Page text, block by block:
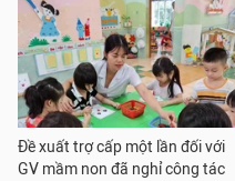
Đề xuất trợ cấp một lần đối với
GV mầm non đã nghỉ công tác